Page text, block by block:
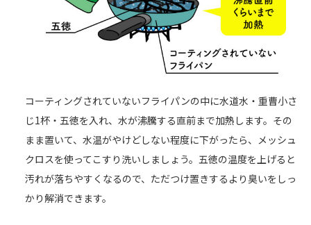
コーティングされていないフライパンの中に水道水・重曹小さ
じ1杯・五徳を入れ、水が沸騰する直前まで加熱します。その
まま置いて、水温がやけどしない程度に下がったら、メッシュ
クロスを使ってこすり洗いしましょう。五徳の温度を上げると
汚れが落ちやすくなるので、ただつけ置きするより臭いをしっ
かり解消できます。